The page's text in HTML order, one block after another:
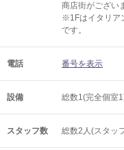
商店街がござい
※1Fはイタリア
です。
電話 番号を表示
設備 総数1(完全個室
スタッフ数 総数2人(スタッ